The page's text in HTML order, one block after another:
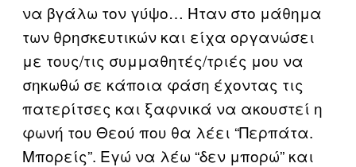
να βγάλω τον γύψο… Ήταν στο μάθημα
των θρησκευτικών και είχα οργανώσει
με τους/τις συμμαθητές/τριές μου να
σηκωθώ σε κάποια φάση έχοντας τις
πατερίτσες και ξαφνικά να ακουστεί η
φωνή του Θεού που θα λέει “Περπάτα.
Μπορείς”. Εγώ να λέω “δεν μπορώ” και